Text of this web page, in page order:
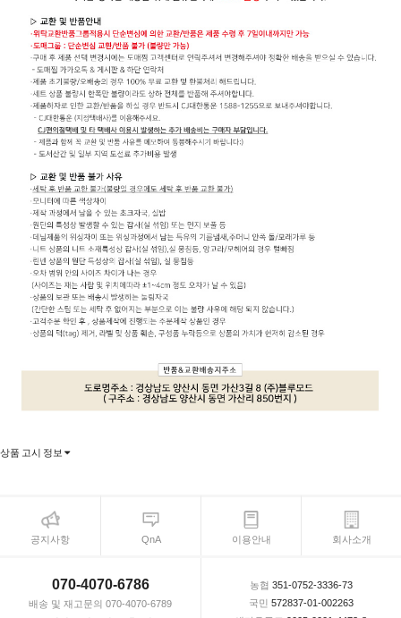
상품 고시 정보
공지사항 QnA 이용안내 회사소개
070-4070-6786
배송 및 재고문의 070-4070-6789
농협 351-0752-3336-73
국민 572837-01-002263